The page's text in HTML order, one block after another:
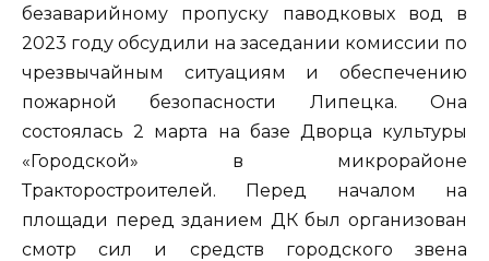
безаварийному пропуску паводковых вод в
2023 году обсудили на заседании комиссии по
чрезвычайным ситуациям и обеспечению
пожарной безопасности Липецка. Она
состоялась 2 марта на базе Дворца культуры
«Городской» в микрорайоне
Тракторостроителей. Перед началом на
площади перед зданием ДК был организован
смотр сил и средств городского звена